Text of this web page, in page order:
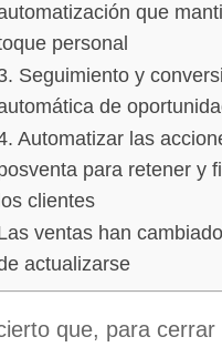
que
personal
Seguimiento y
de
Automatizar las
para retener y
los clientes
ventas han
actualizarse
que, para cerrar